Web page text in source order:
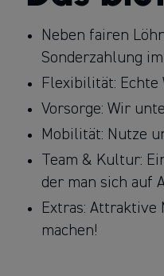
Neben fairen
Sonderzahlung
Flexibilität: Echte
Vorsorge: Wir
Mobilität: Nutze
Team & Kultur:
der man sich auf
Extras:
machen!